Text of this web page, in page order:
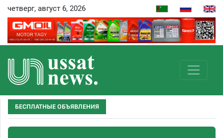
четверг, август 6, 2026
БЕСПЛАТНЫЕ ОБЪЯВЛЕНИЯ